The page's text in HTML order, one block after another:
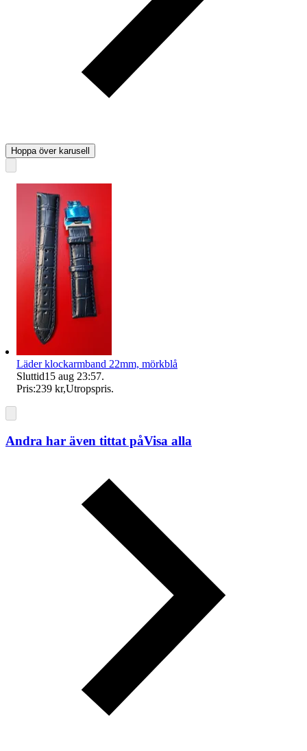
Hoppa över karusell
Läder klockarmband 22mm, mörkblå
Sluttid15 aug 23:57.
Pris:239 kr,Utropspris.
Andra har även tittat påVisa alla